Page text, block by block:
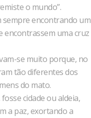
o mundo”.
sempre encontrando um
encontrassem uma cruz
se muito porque, no
tão diferentes dos
do mato.
cidade ou aldeia,
a paz, exortando a